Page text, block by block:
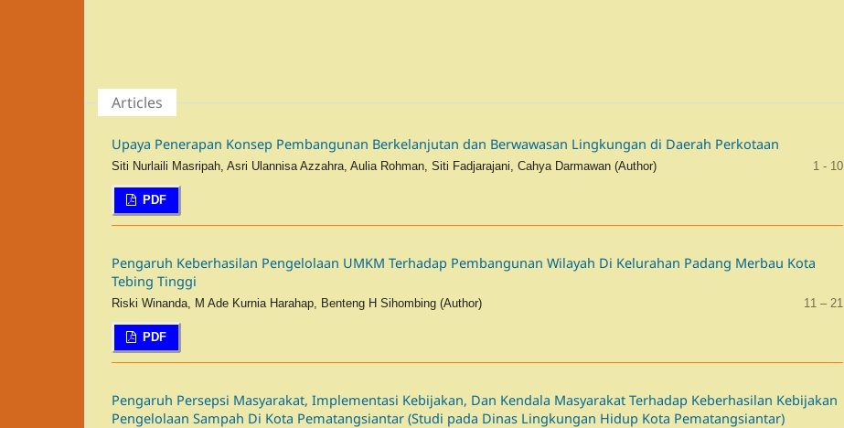
Articles
Upaya Penerapan Konsep Pembangunan Berkelanjutan dan Berwawasan Lingkungan di Daerah Perkotaan
Siti Nurlaili Masripah, Asri Ulannisa Azzahra, Aulia Rohman, Siti Fadjarajani, Cahya Darmawan (Author) 1 - 10
PDF
Pengaruh Keberhasilan Pengelolaan UMKM Terhadap Pembangunan Wilayah Di Kelurahan Padang Merbau Kota
Tebing Tinggi
Riski Winanda, M Ade Kurnia Harahap, Benteng H Sihombing (Author) 11 – 21
PDF
Pengaruh Persepsi Masyarakat, Implementasi Kebijakan, Dan Kendala Masyarakat Terhadap Keberhasilan Kebijakan
Pengelolaan Sampah Di Kota Pematangsiantar (Studi pada Dinas Lingkungan Hidup Kota Pematangsiantar)